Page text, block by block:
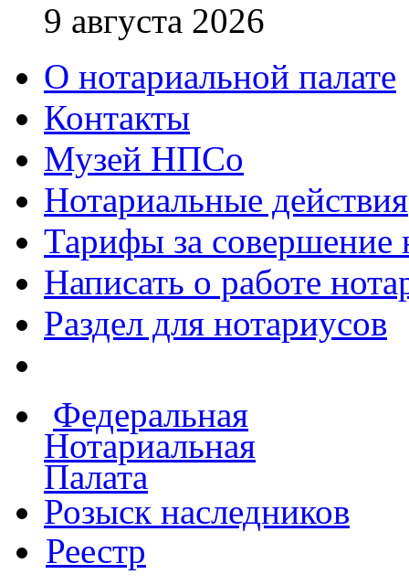
9 августа 2026
О нотариальной палате
Контакты
Музей НПСо
Нотариальные действия
Тарифы за совершение
Написать о работе
Раздел для нотариусов
Федеральная
Нотариальная
Палата
Розыск наследников
Реестр